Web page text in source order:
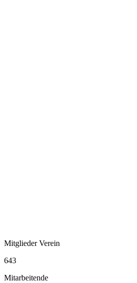
Mitglieder Verein
643
Mitarbeitende